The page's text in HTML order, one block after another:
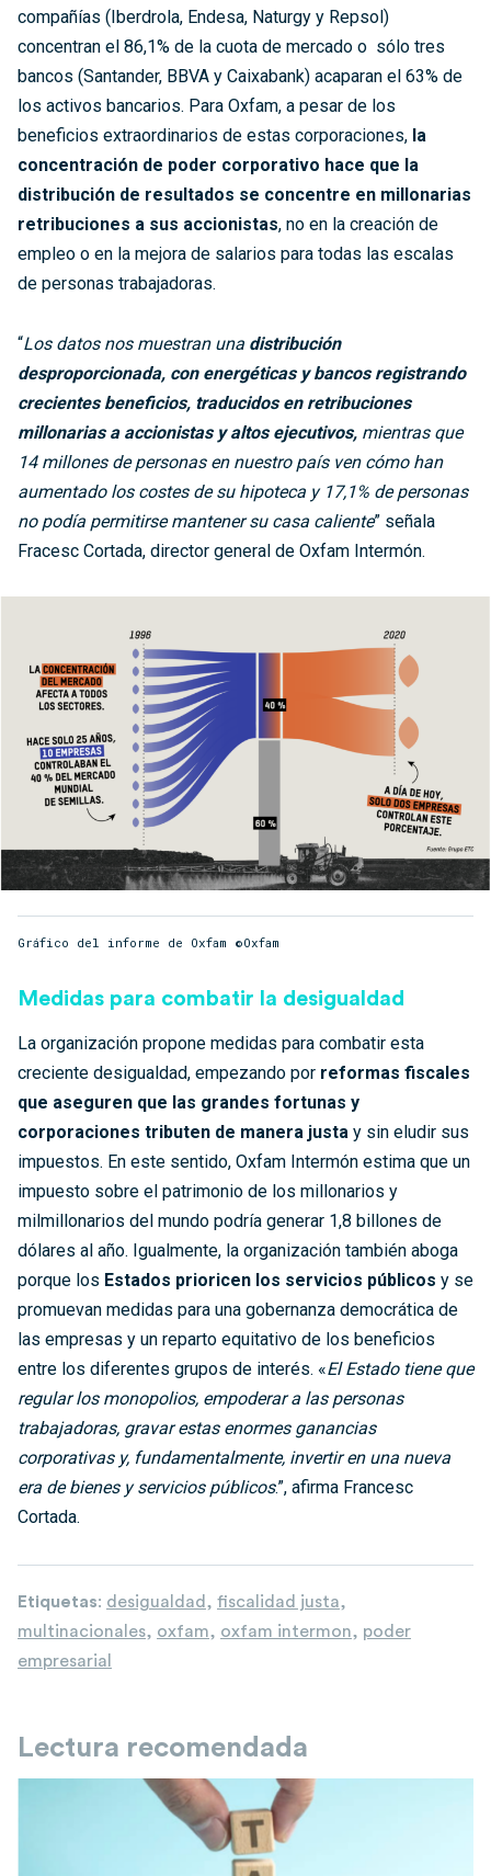
compañías (Iberdrola, Endesa, Naturgy y Repsol)
concentran el 86,1% de la cuota de mercado o sólo tres
bancos (Santander, BBVA y Caixabank) acaparan el 63% de
los activos bancarios. Para Oxfam, a pesar de los
beneficios extraordinarios de estas corporaciones, la
concentración de poder corporativo hace que la
distribución de resultados se concentre en millonarias
retribuciones a sus accionistas, no en la creación de
empleo o en la mejora de salarios para todas las escalas
de personas trabajadoras.
“Los datos nos muestran una distribución
desproporcionada, con energéticas y bancos registrando
crecientes beneficios, traducidos en retribuciones
millonarias a accionistas y altos ejecutivos, mientras que
14 millones de personas en nuestro país ven cómo han
aumentado los costes de su hipoteca y 17,1% de personas
no podía permitirse mantener su casa caliente” señala
Fracesc Cortada, director general de Oxfam Intermón.
Gráfico del informe de Oxfam ©Oxfam
Medidas para combatir la desigualdad
La organización propone medidas para combatir esta
creciente desigualdad, empezando por reformas fiscales
que aseguren que las grandes fortunas y
corporaciones tributen de manera justa y sin eludir sus
impuestos. En este sentido, Oxfam Intermón estima que un
impuesto sobre el patrimonio de los millonarios y
milmillonarios del mundo podría generar 1,8 billones de
dólares al año. Igualmente, la organización también aboga
porque los Estados prioricen los servicios públicos y se
promuevan medidas para una gobernanza democrática de
las empresas y un reparto equitativo de los beneficios
entre los diferentes grupos de interés. «El Estado tiene que
regular los monopolios, empoderar a las personas
trabajadoras, gravar estas enormes ganancias
corporativas y, fundamentalmente, invertir en una nueva
era de bienes y servicios públicos.”, afirma Francesc
Cortada.
Etiquetas: desigualdad , fiscalidad justa,
multinacionales, oxfam, oxfam intermon, poder
empresarial
Lectura recomendada